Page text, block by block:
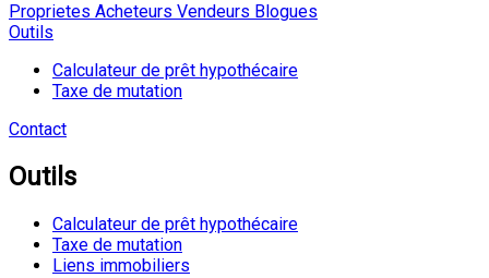
Proprietes Acheteurs Vendeurs Blogues
Outils
Calculateur de prêt hypothécaire
Taxe de mutation
Contact
Outils
Calculateur de prêt hypothécaire
Taxe de mutation
Liens immobiliers